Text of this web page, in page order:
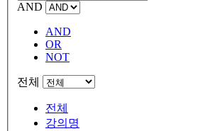
AND
AND
OR
NOT
전체
전체
강의명